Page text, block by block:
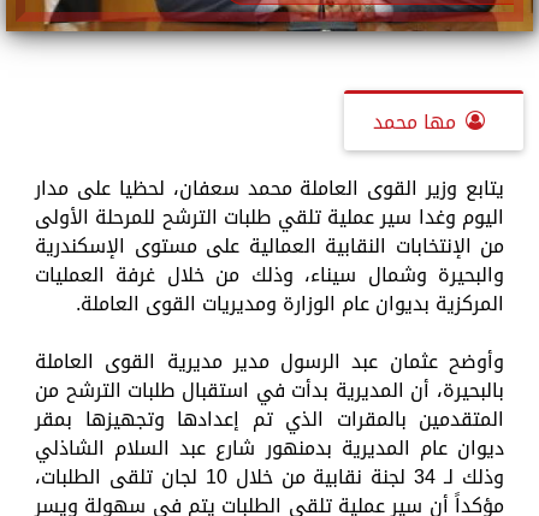
مها محمد
يتابع وزير القوى العاملة محمد سعفان، لحظيا على مدار
اليوم وغدا سير عملية تلقي طلبات الترشح للمرحلة الأولى
من الإنتخابات النقابية العمالية على مستوى الإسكندرية
والبحيرة وشمال سيناء، وذلك من خلال غرفة العمليات
المركزية بديوان عام الوزارة ومديريات القوى العاملة.
وأوضح عثمان عبد الرسول مدير مديرية القوى العاملة
بالبحيرة، أن المديرية بدأت في استقبال طلبات الترشح من
المتقدمين بالمقرات الذي تم إعدادها وتجهيزها بمقر
ديوان عام المديرية بدمنهور شارع عبد السلام الشاذلي
وذلك لـ 34 لجنة نقابية من خلال 10 لجان تلقى الطلبات،
مؤكداً أن سير عملية تلقي الطلبات يتم في سهولة ويسر